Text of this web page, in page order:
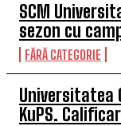
SCM
sezon cu
FĂRĂ CATEGORIE
Universitatea
KuPS.